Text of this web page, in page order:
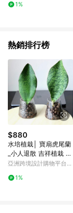
1%
熱銷排行榜
$880
水培植栽│ 寶扇虎尾蘭
_小人退散 吉祥植栽 室
內植物 辦公室盆栽
亞洲跨境設計購物平台
1%